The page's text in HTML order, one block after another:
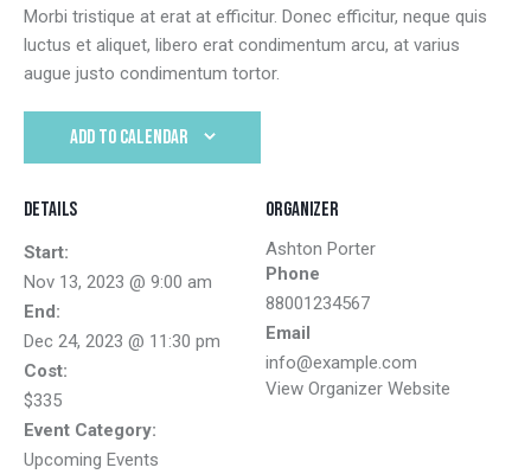
Morbi tristique at erat at efficitur. Donec efficitur, neque quis
luctus et aliquet, libero erat condimentum arcu, at varius
augue justo condimentum tortor.
ADD TO CALENDAR
Details
Start:
Nov 13, 2023 @ 9:00 am
End:
Dec 24, 2023 @ 11:30 pm
Cost:
$335
Event Category:
Upcoming Events
Organizer
Ashton Porter
Phone
88001234567
Email
info@example.com
View Organizer Website